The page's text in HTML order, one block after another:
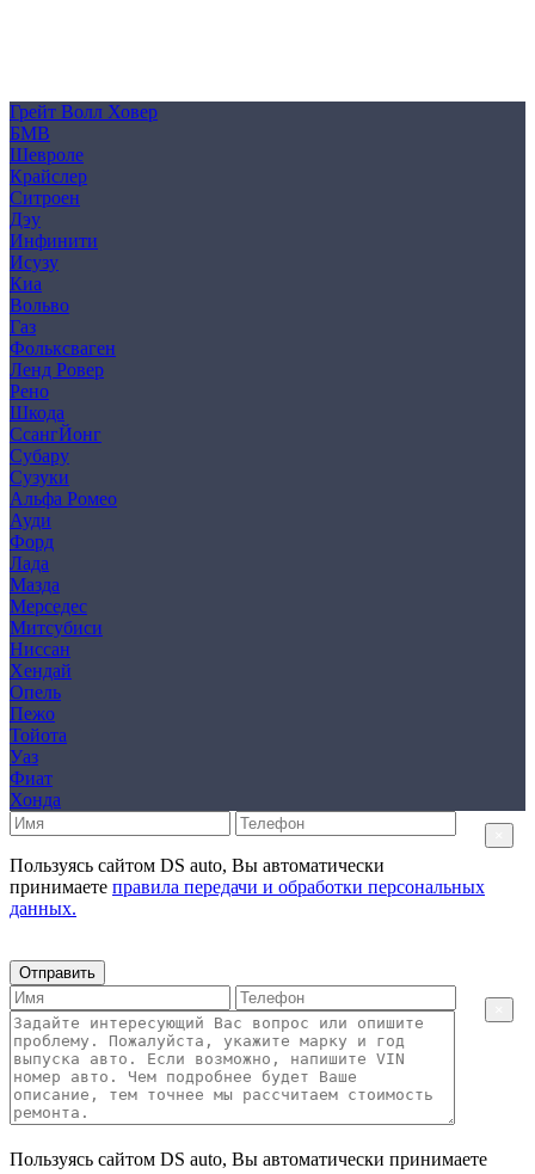
Грейт Волл Ховер
БМВ
Шевроле
Крайслер
Ситроен
Дэу
Инфинити
Исузу
Киа
Вольво
Газ
Фольксваген
Ленд Ровер
Рено
Шкода
СсангЙонг
Субару
Сузуки
Альфа Ромео
Ауди
Форд
Лада
Мазда
Мерседес
Митсубиси
Ниссан
Хендай
Опель
Пежо
Тойота
Уаз
Фиат
Хонда
Пользуясь сайтом DS auto, Вы автоматически
принимаете правила передачи и обработки персональных
данных.
Отправить
Пользуясь сайтом DS auto, Вы автоматически принимаете